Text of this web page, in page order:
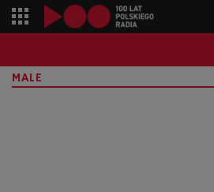
MALE